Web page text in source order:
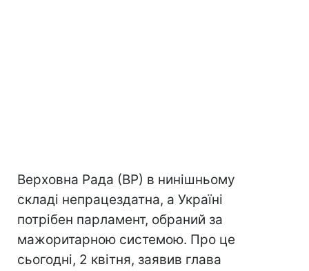
Верховна Рада (ВР) в нинішньому
складі непрацездатна, а Україні
потрібен парламент, обраний за
мажоритарною системою. Про це
сьогодні, 2 квітня, заявив глава